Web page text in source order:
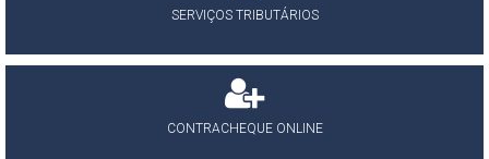
SERVIÇOS TRIBUTÁRIOS
CONTRACHEQUE ONLINE